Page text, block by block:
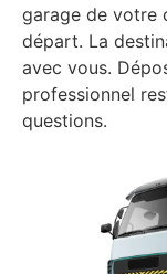
garage de votre
départ. La
avec vous.
professionnel
questions.